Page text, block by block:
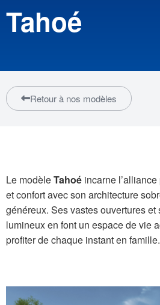
Tahoé
Retour à nos modèles
Le modèleTahoé incarne
et confort avec son architecture
généreux. Ses vastes ouvertures
lumineux en font un espace de vie
profiter de chaque instant en famille.